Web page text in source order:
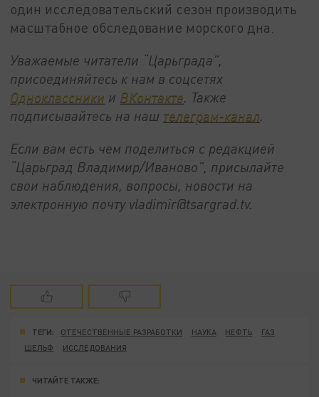
один исследовательский сезон производить
масштабное обследование морского дна.
Уважаемые читатели “Царьграда”,
присоединяйтесь к нам в соцсетях
Одноклассники и ВКонтакте. Также
подписывайтесь на наш телеграм-канал.
Если вам есть чем поделиться с редакцией
“Царьград Владимир/Иваново”, присылайте
свои наблюдения, вопросы, новости на
электронную почту vladimir@tsargrad.tv.
ТЕГИ: ОТЕЧЕСТВЕННЫЕ РАЗРАБОТКИ НАУКА НЕФТЬ
ГАЗ
ШЕЛЬФ
ИССЛЕДОВАНИЯ
ЧИТАЙТЕ ТАКЖЕ: